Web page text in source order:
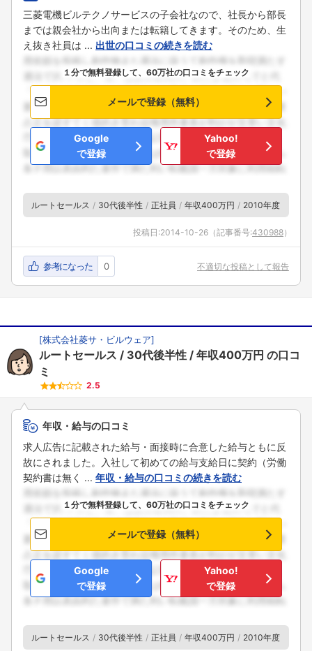
三菱電機ビルテクノサービスの子会社なので、社長から部長
までは親会社から出向または転籍してきます。そのため、生
え抜き社員は ... 出世の口コミの続きを読む
１分で無料登録して、60万社の口コミをチェック
メールで登録（無料）
Google
で登録
Yahoo!
で登録
ルートセールス 30代後半性 正社員 年収400万円 2010年度
投稿日:2014-10-26 （記事番号:430988）
参考になった 0 不適切な投稿として報告
[株式会社菱サ・ビルウェア]
ルートセールス 30代後半性 年収400万円 の口コ
ミ
2.5
年収・給与の口コミ
求人広告に記載された給与・面接時に合意した給与ともに反
故にされました。入社して初めての給与支給日に契約（労働
契約書は無く ... 年収・給与の口コミの続きを読む
１分で無料登録して、60万社の口コミをチェック
メールで登録（無料）
Google
で登録
Yahoo!
で登録
ルートセールス 30代後半性 正社員 年収400万円 2010年度